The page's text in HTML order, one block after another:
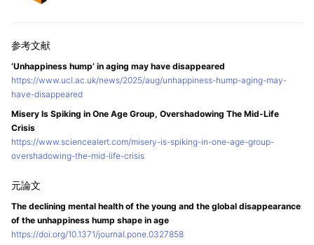
‘Unhappiness hump’ in aging may have disappeared
https://www.ucl.ac.uk/news/2025/aug/unhappiness-hump-aging-may-
have-disappeared
Misery Is Spiking in One Age Group, Overshadowing The Mid-Life
Crisis
https://www.sciencealert.com/misery-is-spiking-in-one-age-group-
overshadowing-the-mid-life-crisis
The declining mental health of the young and the global disappearance
of the unhappiness hump shape in age
https://doi.org/10.1371/journal.pone.0327858